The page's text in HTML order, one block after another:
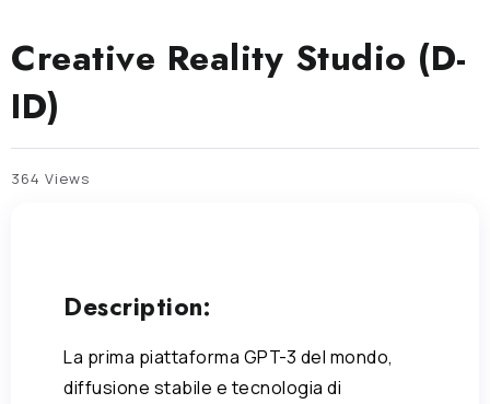
Creative Reality Studio (D-
ID)
364 Views
Description:
La prima piattaforma GPT-3 del mondo,
diffusione stabile e tecnologia di